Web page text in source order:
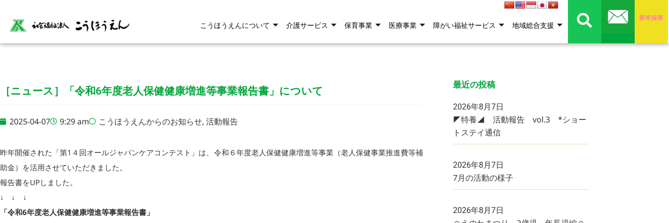
こうほうえんについて 介護サービス 保育事業 医療事業 障がい福祉サービス 地域総合支援
［ニュース］「令和6年度老人保健健康増進等事業報告書」について
2025-04-07 9:29 am こうほうえんからのお知らせ, 活動報告
昨年開催された「第1４回オールジャパンケアコンテスト」は、令和６年度老人保健健康増進等事業（老人保健事業推進費等補
助金）を活用させていただきました。
報告書をUPしました。
↓ ↓ ↓
「令和6年度老人保健健康増進等事業報告書」
最近の投稿
2026年8月7日
◤特養◢ 活動報告 vol.3 *ショー
トステイ通信
2026年8月7日
7月の活動の様子
2026年8月7日